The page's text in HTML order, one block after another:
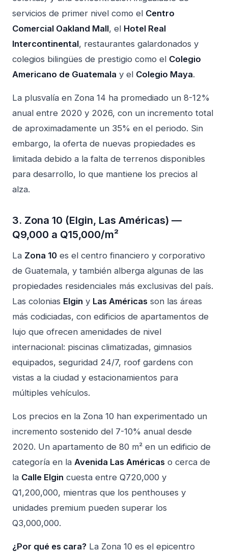
servicios de primer nivel como el Centro
Comercial Oakland Mall, el Hotel Real
Intercontinental, restaurantes galardonados y
colegios bilingües de prestigio como el Colegio
Americano de Guatemala y el Colegio Maya.
La plusvalía en Zona 14 ha promediado un 8-12%
anual entre 2020 y 2026, con un incremento total
de aproximadamente un 35% en el periodo. Sin
embargo, la oferta de nuevas propiedades es
limitada debido a la falta de terrenos disponibles
para desarrollo, lo que mantiene los precios al
alza.
3. Zona 10 (Elgin, Las Américas) —
Q9,000 a Q15,000/m²
La Zona 10 es el centro financiero y corporativo
de Guatemala, y también alberga algunas de las
propiedades residenciales más exclusivas del país.
Las colonias Elgin y Las Américas son las áreas
más codiciadas, con edificios de apartamentos de
lujo que ofrecen amenidades de nivel
internacional: piscinas climatizadas, gimnasios
equipados, seguridad 24/7, roof gardens con
vistas a la ciudad y estacionamientos para
múltiples vehículos.
Los precios en la Zona 10 han experimentado un
incremento sostenido del 7-10% anual desde
2020. Un apartamento de 80 m² en un edificio de
categoría en la Avenida Las Américas o cerca de
la Calle Elgin cuesta entre Q720,000 y
Q1,200,000, mientras que los penthouses y
unidades premium pueden superar los
Q3,000,000.
¿Por qué es cara? La Zona 10 es el epicentro